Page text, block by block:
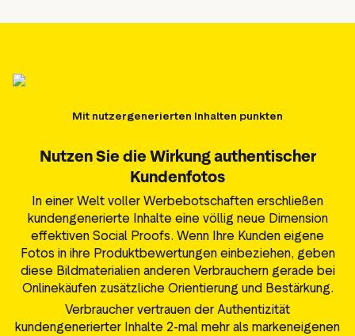
Mit nutzergenerierten Inhalten punkten
Nutzen Sie die Wirkung authentischer
Kundenfotos
In einer Welt voller Werbebotschaften erschließen
kundengenerierte Inhalte eine völlig neue Dimension
effektiven Social Proofs. Wenn Ihre Kunden eigene
Fotos in ihre Produktbewertungen einbeziehen, geben
diese Bildmaterialien anderen Verbrauchern gerade bei
Onlinekäufen zusätzliche Orientierung und Bestärkung.
Verbraucher vertrauen der Authentizität
kundengenerierter Inhalte 2-mal mehr als markeneigenen